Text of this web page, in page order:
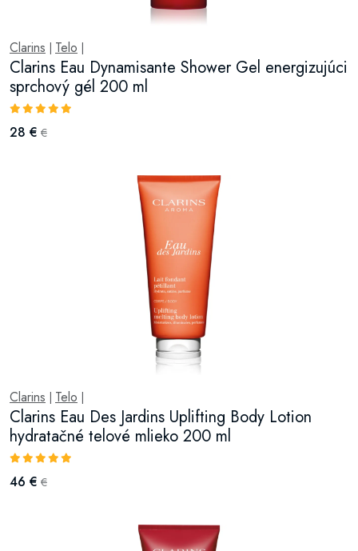
Clarins Telo
Clarins Eau Dynamisante Shower Gel energizujúci
sprchový gél 200 ml
28 € €
Clarins Telo
Clarins Eau Des Jardins Uplifting Body Lotion
hydratačné telové mlieko 200 ml
46 € €